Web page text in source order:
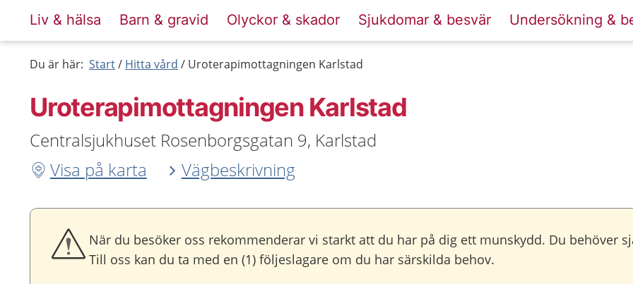
Liv & hälsa Barn & gravid Olyckor & skador Sjukdomar & besvär Undersökning &
Du är här: Start Hitta vård Uroterapimottagningen Karlstad
Uroterapimottagningen Karlstad
Centralsjukhuset Rosenborgsgatan 9, Karlstad
Visa på karta
Vägbeskrivning
När du besöker oss rekommenderar vi starkt att du har på dig ett munskydd. Du behöver
Till oss kan du ta med en (1) följeslagare om du har särskilda behov.